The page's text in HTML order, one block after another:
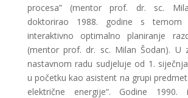
procesa” (mentor prof. dr. sc.
doktorirao 1988. godine s temom
interaktivno optimalno planiranje
(mentor prof. dr. sc. Milan Šodan). U
nastavnom radu sudjeluje od 1.
u početku kao asistent na grupi
električne energije“. Godine